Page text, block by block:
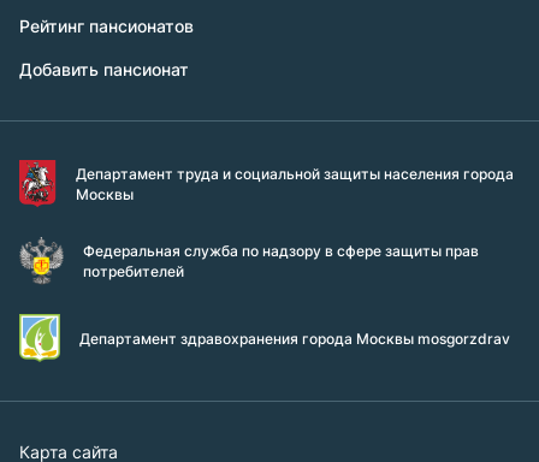
Рейтинг пансионатов
Добавить пансионат
Департамент труда и социальной защиты населения города
Москвы
Федеральная служба по надзору в сфере защиты прав
потребителей
Департамент здравохранения города Москвы mosgorzdrav
Карта сайта